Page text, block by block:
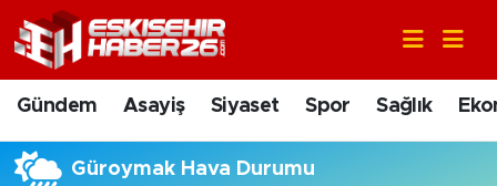
Gündem Asayiş Siyaset Spor Sağlık
Güroymak Hava Durumu
Gündem
Asayiş
Nöbetçi Eczaneler
Hava Durumu